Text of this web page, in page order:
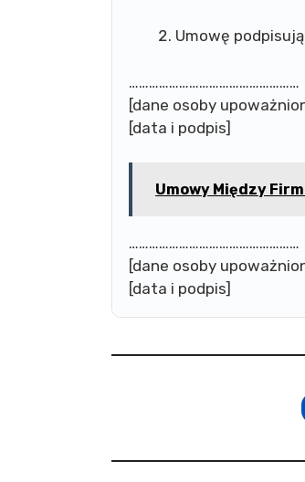
Umowę
……………………………………………
[dane osoby
[data i podpis]
Umowy Między
……………………………………………
[dane osoby
[data i podpis]